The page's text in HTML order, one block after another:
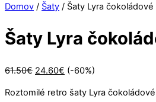
Domov / Šaty / Šaty Lyra
Šaty Lyra
61.50€ Pôvodná
bola:
24.60€ Aktuálna
je:
(-60%)
Roztomilé retro šaty Lyra